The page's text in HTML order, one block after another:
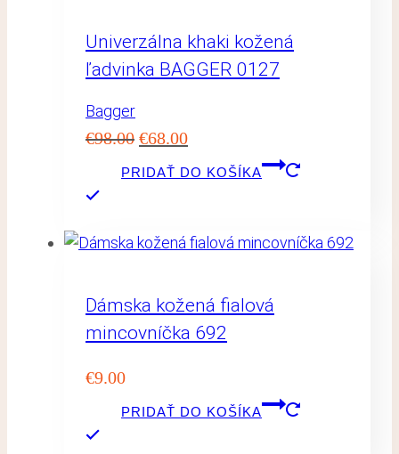
Univerzálna khaki kožená
ľadvinka BAGGER 0127
Bagger
€98.00 Pôvodná
cena
€68.00Aktuálna
cena
PRIDAŤ DO KOŠÍKA
Dámska kožená fialová
mincovníčka 692
€9.00
PRIDAŤ DO KOŠÍKA